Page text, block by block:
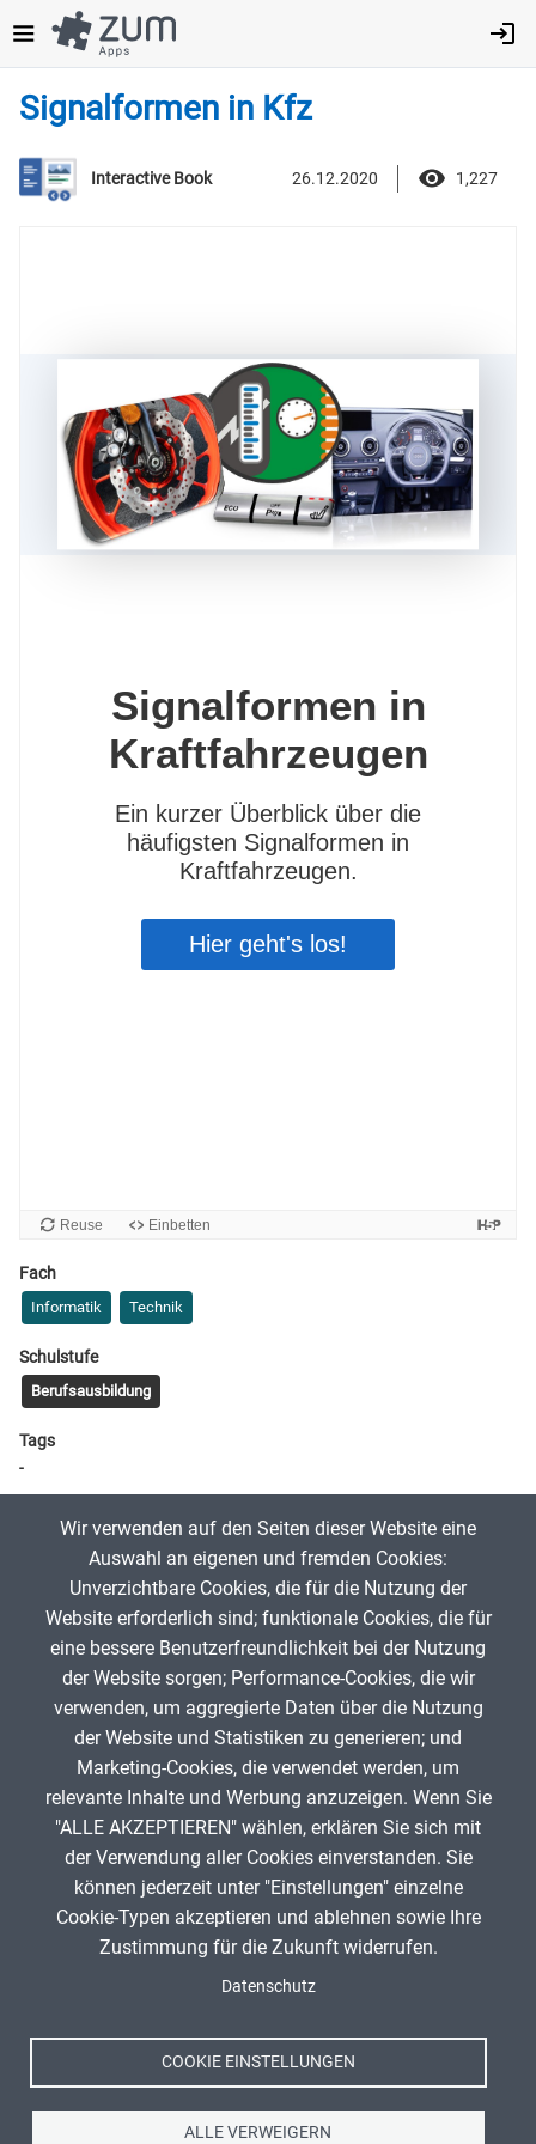
zum
Inhalt
Signalformen in Kfz
Interactive Book 26.12.2020 1,227
Fach
Informatik Technik
Schulstufe
Berufsausbildung
Tags
-
schneider.j 26. Dezember 2020
App melden
Infos zum Urheberrecht
Titel, Jahr:Collage
Autor:schneider.j (Author)
ANZEIGE
Spenden
Impressum
Wir verwenden auf den Seiten dieser Website eine
Auswahl an eigenen und fremden Cookies:
Unverzichtbare Cookies, die für die Nutzung der
Website erforderlich sind; funktionale Cookies, die für
eine bessere Benutzerfreundlichkeit bei der Nutzung
der Website sorgen; Performance-Cookies, die wir
verwenden, um aggregierte Daten über die Nutzung
der Website und Statistiken zu generieren; und
Marketing-Cookies, die verwendet werden, um
relevante Inhalte und Werbung anzuzeigen. Wenn Sie
"ALLE AKZEPTIEREN" wählen, erklären Sie sich mit
der Verwendung aller Cookies einverstanden. Sie
können jederzeit unter "Einstellungen" einzelne
Cookie-Typen akzeptieren und ablehnen sowie Ihre
Zustimmung für die Zukunft widerrufen.
Datenschutz
COOKIE EINSTELLUNGEN
ALLE VERWEIGERN